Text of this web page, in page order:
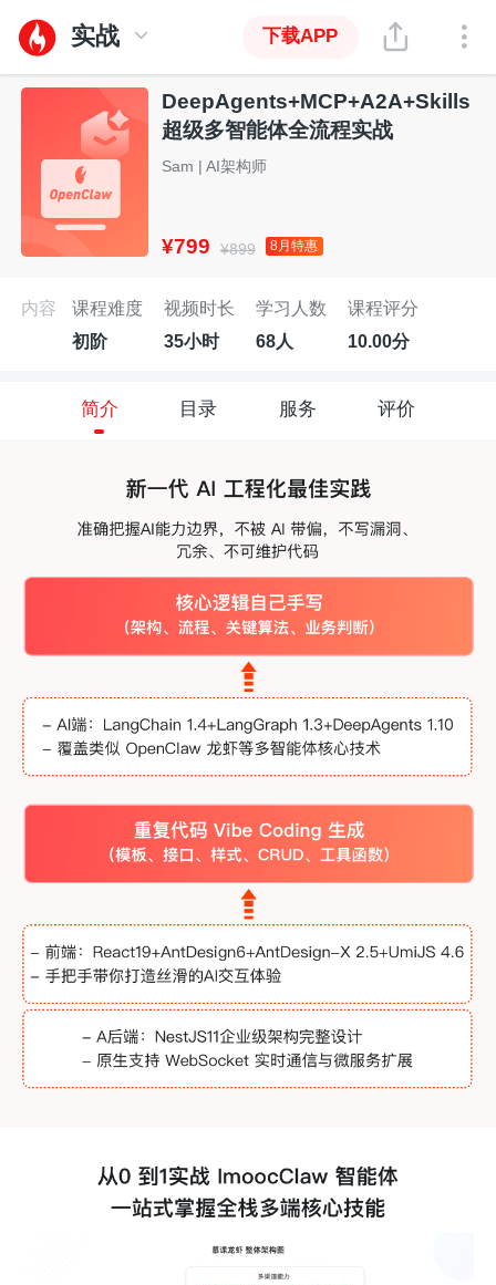
实战 下载APP
DeepAgents+MCP+A2A+Skills
超级多智能体全流程实战
Sam | AI架构师
¥799 ¥899 8月特惠
内容
课程难度
初阶
视频时长
35小时
学习人数
68人
课程评分
10.00分
简介 目录 服务 评价